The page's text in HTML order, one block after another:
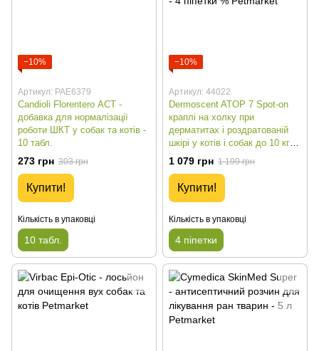
−10%
Артикул: PAE6379
Candioli Florentero АСТ -
добавка для нормалізації
роботи ШКТ у собак та котів -
10 табл.
273 грн 303 грн
Купити!
Кількість в упаковці
10 табл.
−10%
Артикул: 44022
Dermoscent ATOP 7 Spot-on
краплі на холку при
дерматитах і роздратованій
шкірі у котів і собак до 10 кг -
4 піпетки %
1 079 грн 1 199 грн
Купити!
Кількість в упаковці
4 піпетки